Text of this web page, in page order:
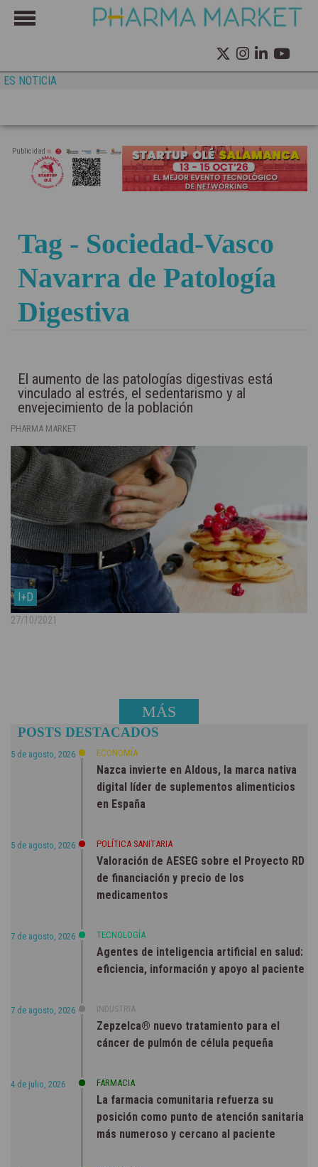
ES NOTICIA
Publicidad
Tag - Sociedad-Vasco
Navarra de Patología
Digestiva
El aumento de las patologías digestivas está
vinculado al estrés, el sedentarismo y al
envejecimiento de la población
PHARMA MARKET
I+D
27/10/2021
MÁS
NOTICIAS
POSTS DESTACADOS
5 de agosto, 2026 ECONOMÍA
Nazca invierte en Aldous, la marca nativa
digital líder de suplementos alimenticios
en España
5 de agosto, 2026 POLÍTICA SANITARIA
Valoración de AESEG sobre el Proyecto RD
de financiación y precio de los
medicamentos
7 de agosto, 2026 TECNOLOGÍA
Agentes de inteligencia artificial en salud:
eficiencia, información y apoyo al paciente
7 de agosto, 2026 INDUSTRIA
Zepzelca® nuevo tratamiento para el
cáncer de pulmón de célula pequeña
4 de julio, 2026 FARMACIA
La farmacia comunitaria refuerza su
posición como punto de atención sanitaria
más numeroso y cercano al paciente